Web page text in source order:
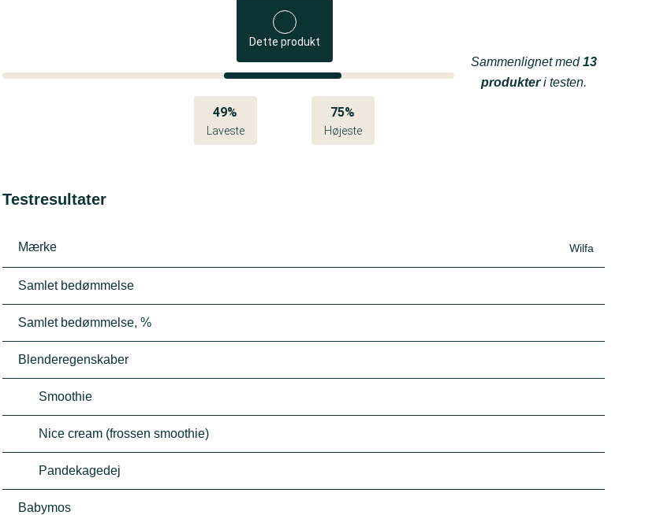
Dette produkt
49%
Laveste
75%
Højeste
Sammenlignet med13
produkteri testen.
Testresultater
Mærke Wilfa
Samlet bedømmelse
Samlet bedømmelse, %
Blenderegenskaber
Smoothie
Nice cream (frossen smoothie)
Pandekagedej
Babymos